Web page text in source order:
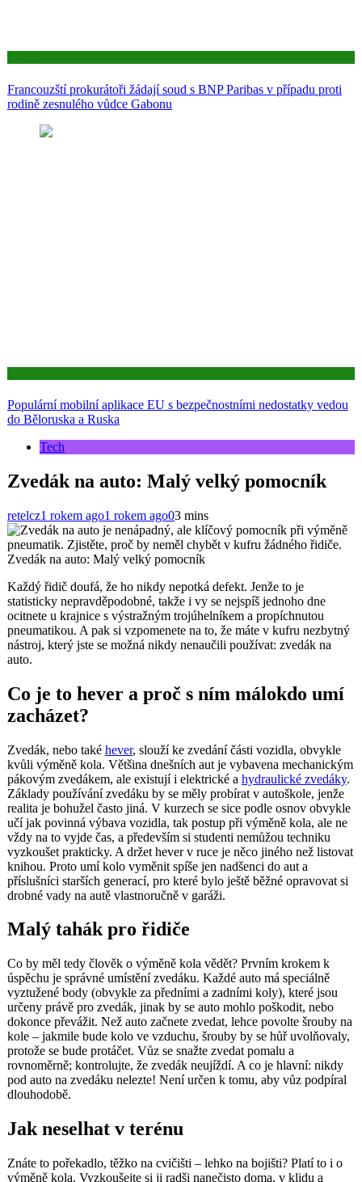
Francouzští prokurátoři žádají soud s BNP Paribas v případu proti
rodině zesnulého vůdce Gabonu
Populární mobilní aplikace EU s bezpečnostními nedostatky vedou
do Běloruska a Ruska
Tech
Zvedák na auto: Malý velký pomocník
retelcz1 rokem ago1 rokem ago03 mins
Zvedák na auto: Malý velký pomocník
Každý řidič doufá, že ho nikdy nepotká defekt. Jenže to je
statisticky nepravděpodobné, takže i vy se nejspíš jednoho dne
ocitnete u krajnice s výstražným trojúhelníkem a propíchnutou
pneumatikou. A pak si vzpomenete na to, že máte v kufru nezbytný
nástroj, který jste se možná nikdy nenaučili používat: zvedák na
auto.
Co je to hever a proč s ním málokdo umí
zacházet?
Zvedák, nebo také hever, slouží ke zvedání části vozidla, obvykle
kvůli výměně kola. Většina dnešních aut je vybavena mechanickým
pákovým zvedákem, ale existují i elektrické a hydraulické zvedáky.
Základy používání zvedáku by se měly probírat v autoškole, jenže
realita je bohužel často jiná. V kurzech se sice podle osnov obvykle
učí jak povinná výbava vozidla, tak postup při výměně kola, ale ne
vždy na to vyjde čas, a především si studenti nemůžou techniku
vyzkoušet prakticky. A držet hever v ruce je něco jiného než listovat
knihou. Proto umí kolo vyměnit spíše jen nadšenci do aut a
příslušníci starších generací, pro které bylo ještě běžné opravovat si
drobné vady na autě vlastnoručně v garáži.
Malý tahák pro řidiče
Co by měl tedy člověk o výměně kola vědět? Prvním krokem k
úspěchu je správné umístění zvedáku. Každé auto má speciálně
vyztužené body (obvykle za předními a zadními koly), které jsou
určeny právě pro zvedák, jinak by se auto mohlo poškodit, nebo
dokonce převážit. Než auto začnete zvedat, lehce povolte šrouby na
kole – jakmile bude kolo ve vzduchu, šrouby by se hůř uvolňovaly,
protože se bude protáčet. Vůz se snažte zvedat pomalu a
rovnoměrně; kontrolujte, že zvedák neujíždí. A co je hlavní: nikdy
pod auto na zvedáku nelezte! Není určen k tomu, aby vůz podpíral
dlouhodobě.
Jak neselhat v terénu
Znáte to pořekadlo, těžko na cvičišti – lehko na bojišti? Platí to i o
výměně kola. Vyzkoušejte si ji radši nanečisto doma, v klidu a